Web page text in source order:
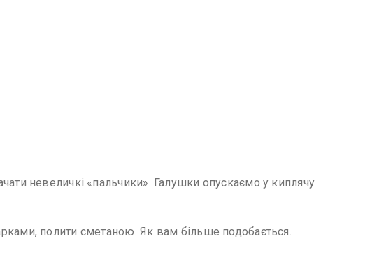
невеличкі «пальчики». Галушки опускаємо у киплячу
полити сметаною. Як вам більше подобається.